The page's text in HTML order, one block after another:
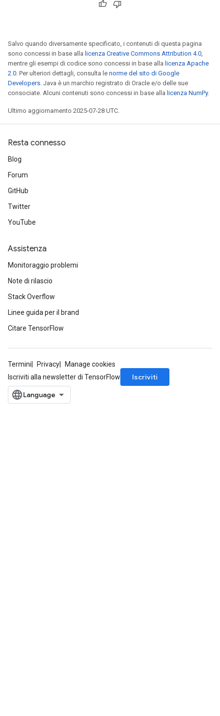
Salvo quando diversamente specificato, i contenuti di questa pagina
sono concessi in base alla licenza Creative Commons Attribution 4.0,
mentre gli esempi di codice sono concessi in base alla licenza Apache
2.0. Per ulteriori dettagli, consulta le norme del sito di Google
Developers. Java è un marchio registrato di Oracle e/o delle sue
consociate. Alcuni contenuti sono concessi in base alla licenza NumPy.
Ultimo aggiornamento 2025-07-28 UTC.
Resta connesso
Blog
Forum
GitHub
Twitter
YouTube
Assistenza
Monitoraggio problemi
Note di rilascio
Stack Overflow
Linee guida per il brand
Citare TensorFlow
Termini Privacy
Manage cookies
Iscriviti alla newsletter di TensorFlow
Iscriviti